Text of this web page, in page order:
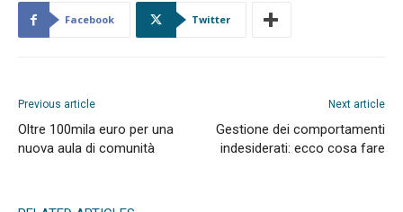
Facebook Twitter
Previous article
Oltre 100mila euro per una
nuova aula di comunità
Next article
Gestione dei comportamenti
indesiderati: ecco cosa fare